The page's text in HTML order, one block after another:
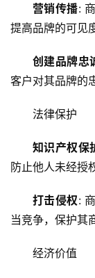
营销传播:
提高品牌的可见
创建品牌忠
客户对其品牌的
法律保护
知识产权保
防止他人未经授
打击侵权:
当竞争，保护其
经济价值